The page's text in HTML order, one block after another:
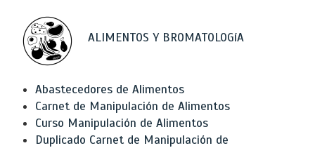
ALIMENTOS Y BROMATOLOGíA
Abastecedores de Alimentos
Carnet de Manipulación de Alimentos
Curso Manipulación de Alimentos
Duplicado Carnet de Manipulación de